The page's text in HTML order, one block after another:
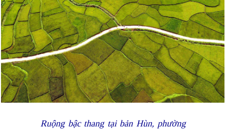
Ruộng bậc thang tại bản Hùn, phường